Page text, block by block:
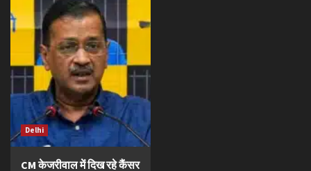
Delhi
CM केजरीवाल में दिख रहे कैंसर